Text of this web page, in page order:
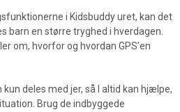
i Kidsbuddy uret, kan det
barn en større tryghed i hverdagen.
om, hvorfor og hvordan GPS’en
deles med jer, så I altid kan hjælpe,
Brug de indbyggede